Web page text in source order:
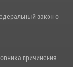
закон о
причинения